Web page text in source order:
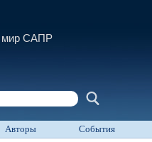
мир САПР
Авторы События